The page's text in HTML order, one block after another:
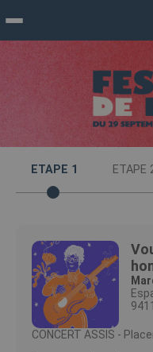
Site
ETAPE 1 ETAPE
CONCERT ASSIS -